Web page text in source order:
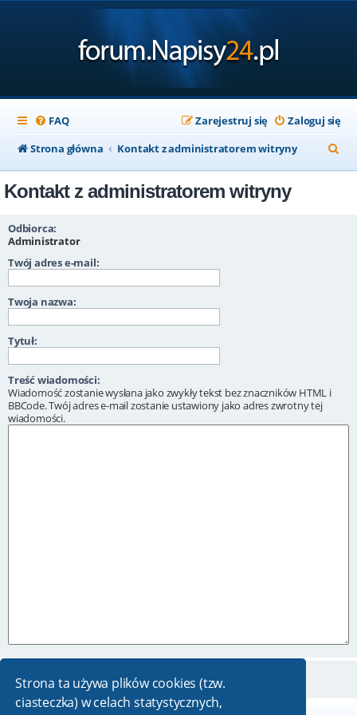
Strona ta używa plików cookies (tzw.
ciasteczka) w celach statystycznych,
FAQ Zaloguj się
Zarejestruj się
Strona główna
Kontakt z administratorem witryny
z
Kontakt z administratorem witryny
Odbiorca:
Administrator
Twój adres e-mail:
Twoja nazwa:
Tytuł:
Treść wiadomości:
Wiadomość zostanie wysłana jako zwykły tekst bez znaczników HTML i
BBCode. Twój adres e-mail zostanie ustawiony jako adres zwrotny tej
wiadomości.